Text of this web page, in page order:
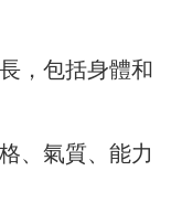
，包括身體和
、氣質、能力